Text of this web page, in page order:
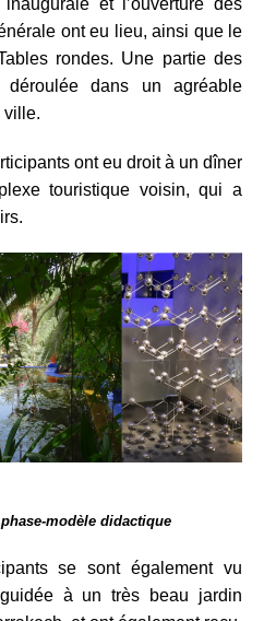
et l’ouverture des
ont eu lieu, ainsi que le
rondes. Une partie des
déroulée dans un agréable
ville.
ont eu droit à un dîner
touristique voisin, qui a
Botanique
modèle didactique
se sont également vu
à un très beau jardin